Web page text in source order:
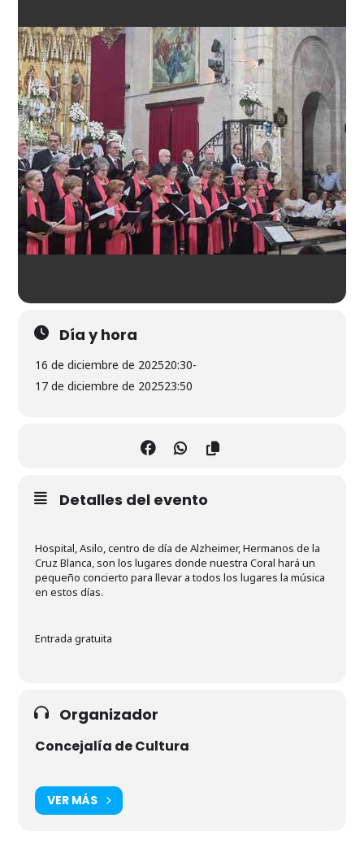
Día y hora
16 de diciembre de 202520:30-
17 de diciembre de 202523:50
Detalles del evento
Hospital, Asilo, centro de día de Alzheimer, Hermanos de la
Cruz Blanca, son los lugares donde nuestra Coral hará un
pequeño concierto para llevar a todos los lugares la música
en estos días.
Entrada gratuita
Organizador
Concejalía de Cultura
VER MÁS